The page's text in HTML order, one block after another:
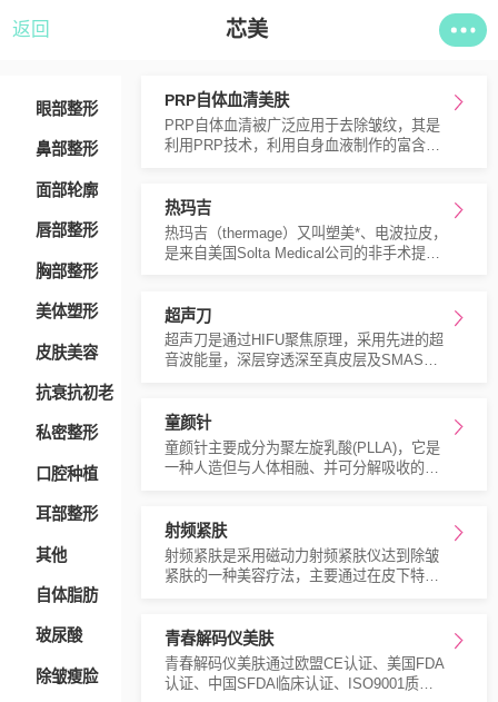
返回 芯美
眼部整形
鼻部整形
面部轮廓
唇部整形
胸部整形
美体塑形
皮肤美容
抗衰抗初老
私密整形
口腔种植
耳部整形
其他
自体脂肪
玻尿酸
除皱瘦脸
PRP自体血清美肤
PRP自体血清被广泛应用于去除皱纹，其是
利用PRP技术，利用自身血液制作的富含血
胶原蛋白、弹性纤维、胶质等的产生，促进
皮肤多个组织的生长及重新排列，从而达到
全面提升肌肤状态，延缓衰老。
热玛吉
热玛吉（thermage）又叫塑美*、电波拉皮，
是来自美国Solta Medical公司的非手术提拉
垂、皱纹过多，肤质老化粗糙，是全球**一
项能够通过一次治疗即达到显著提拉、紧
肤、除皱效果，并可达到持续数年延缓衰老
重返青春的神奇效果美容术。
超声刀
超声刀是通过HIFU聚焦原理，采用先进的超
音波能量，深层穿透深至真皮层及SMAS筋
生和重组，构建全新的胶原蛋白纤维网，为
肌肤增强弹性
童颜针
童颜针主要成分为聚左旋乳酸(PLLA)，它是
一种人造但与人体相融、并可分解吸收的物
用。
射频紧肤
射频紧肤是采用磁动力射频紧肤仪达到除皱
紧肤的一种美容疗法，主要通过在皮下特定
从而使组织快速加热；温度的升高促进皮下
脂肪的分解代谢，刺激胶原蛋白及弹性纤维
的增生重组，达到收紧皮肤、形体的作用。
青春解码仪美肤
青春解码仪美肤通过欧盟CE认证、美国FDA
认证、中国SFDA临床认证、ISO9001质量